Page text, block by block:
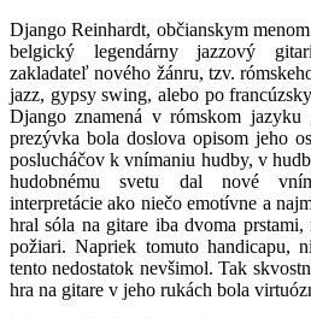
Django Reinhardt, občianskym
belgický legendárny jazzový
zakladateľ nového žánru, tzv.
jazz, gypsy swing, alebo po
Django znamená v rómskom jazyku
prezývka bola doslova opisom jeho
poslucháčov k vnímaniu hudby, v
hudobnému svetu dal nové
interpretácie ako niečo emotívne a
hral sóla na gitare iba dvoma
požiari. Napriek tomuto handicapu,
tento nedostatok nevšimol. Tak
hra na gitare v jeho rukách bola